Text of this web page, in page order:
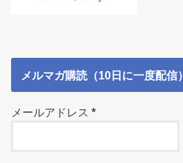
メルマガ購読（10日に一度配信）
メールアドレス*